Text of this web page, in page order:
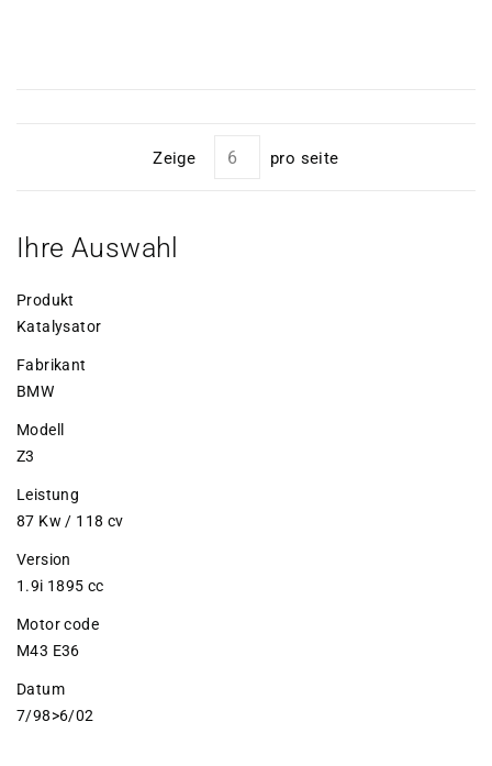
Zeige pro seite
Ihre Auswahl
Produkt
Katalysator
Fabrikant
BMW
Modell
Z3
Leistung
87 Kw / 118 cv
Version
1.9i 1895 cc
Motor code
M43 E36
Datum
7/98>6/02